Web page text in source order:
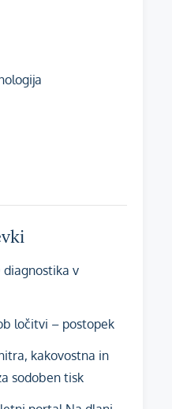
diagnostika v
ločitvi – postopek
kakovostna in
sodoben tisk